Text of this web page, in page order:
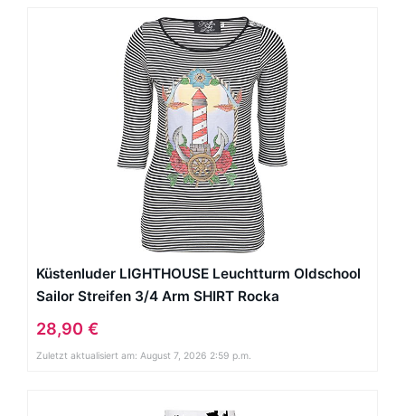
Küstenluder LIGHTHOUSE Leuchtturm Oldschool
Sailor Streifen 3/4 Arm SHIRT Rocka
28,90 €
Zuletzt aktualisiert am: August 7, 2026 2:59 p.m.